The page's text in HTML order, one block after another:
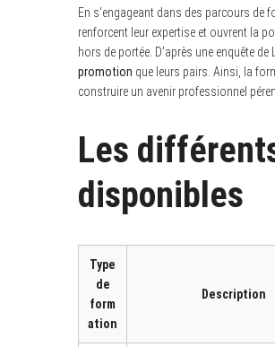
En s’engageant dans des parcours
renforcent leur expertise et ouvrent la
hors de portée. D’après une enquête
promotion que leurs pairs. Ainsi, la
construire un avenir professionnel
Les
disponibles
Type
de
form
ation
Description